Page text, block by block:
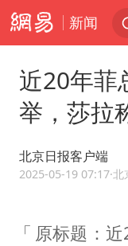
新闻
近20年菲
举，莎拉
北京日报客户端
2025-05-19 07:17·北
原标题：